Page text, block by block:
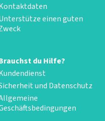
einen guten
du Hilfe?
und Datenschutz